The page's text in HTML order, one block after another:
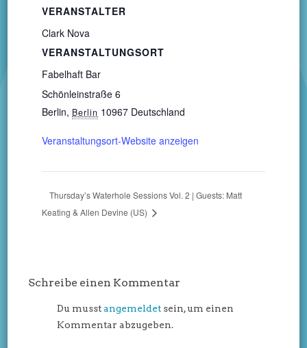
VERANSTALTUNGSORT
Fabelhaft Bar
Schönleinstraße 6
Berlin, Berlin 10967 Deutschland
Veranstaltungsort-Website anzeigen
VERANSTALTER
Clark Nova
Thursday’s Waterhole Sessions Vol. 2 | Guests: Matt
Keating & Allen Devine (US)
Schreibe einen Kommentar
Du musstangemeldetsein, um einen
Kommentar abzugeben.